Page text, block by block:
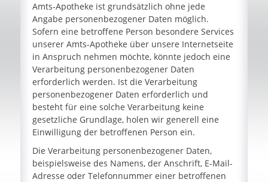
Amts-Apotheke ist grundsätzlich ohne jede
Angabe personenbezogener Daten möglich.
Sofern eine betroffene Person besondere Services
unserer Amts-Apotheke über unsere Internetseite
in Anspruch nehmen möchte, könnte jedoch eine
Verarbeitung personenbezogener Daten
erforderlich werden. Ist die Verarbeitung
personenbezogener Daten erforderlich und
besteht für eine solche Verarbeitung keine
gesetzliche Grundlage, holen wir generell eine
Einwilligung der betroffenen Person ein.
Die Verarbeitung personenbezogener Daten,
beispielsweise des Namens, der Anschrift, E-Mail-
Adresse oder Telefonnummer einer betroffenen